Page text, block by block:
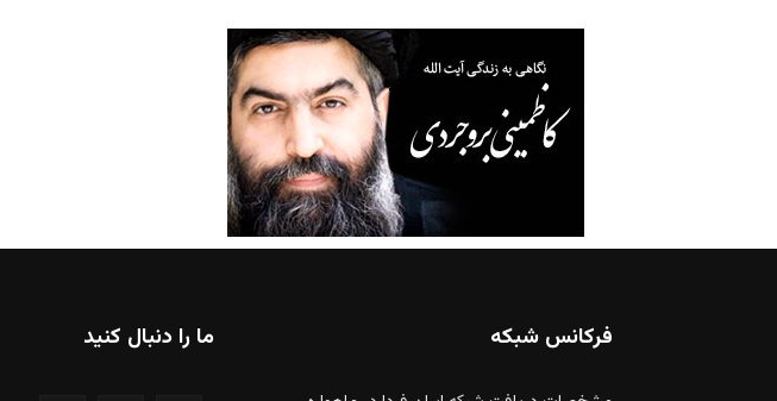
فرکانس شبکه ما را دنبال کنید